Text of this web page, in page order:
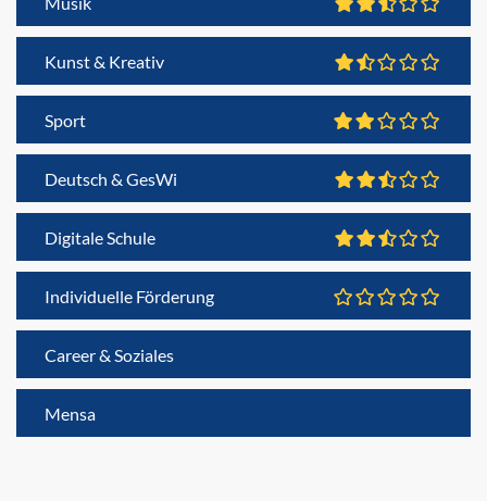
Kunst & Kreativ
Sport
Deutsch & GesWi
Digitale Schule
Individuelle Förderung
Career & Soziales
Mensa